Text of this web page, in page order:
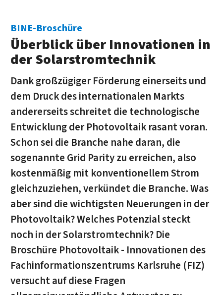
BINE-Broschüre
Überblick über Innovationen in
der Solarstromtechnik
Dank großzügiger Förderung einerseits und
dem Druck des inter­nationalen Markts
andererseits schreitet die technologische
Entwicklung der Photovoltaik rasant voran.
Schon sei die Branche nahe daran, die
sogenannte Grid Parity zu erreichen, also
kosten­mäßig mit konventionellem Strom
gleichzuziehen, verkündet die Branche. Was
aber sind die wichtigsten Neuerungen in der
Photovoltaik? Welches Potenzial steckt
noch in der Solarstrom­technik? Die
Broschüre Photovoltaik - Innovationen des
Fachinfor­mationszentrums Karlsruhe (FIZ)
versucht auf diese Fragen